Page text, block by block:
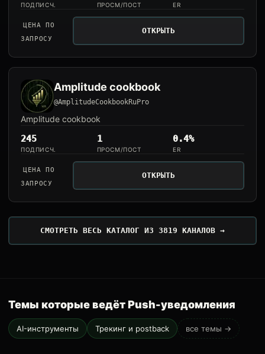
ПОДПИСЧ. ПРОСМ/ПОСТ ER
ЦЕНА ПО
ЗАПРОСУ
ОТКРЫТЬ
Amplitude cookbook
@AmplitudeCookbookRuPro
Amplitude cookbook
245
ПОДПИСЧ.
1
ПРОСМ/ПОСТ
0.4%
ER
ЦЕНА ПО
ЗАПРОСУ
ОТКРЫТЬ
СМОТРЕТЬ ВЕСЬ КАТАЛОГ ИЗ 3819 КАНАЛОВ →
Темы которые ведёт Push-уведомления
AI-инструменты Трекинг и postback все темы →